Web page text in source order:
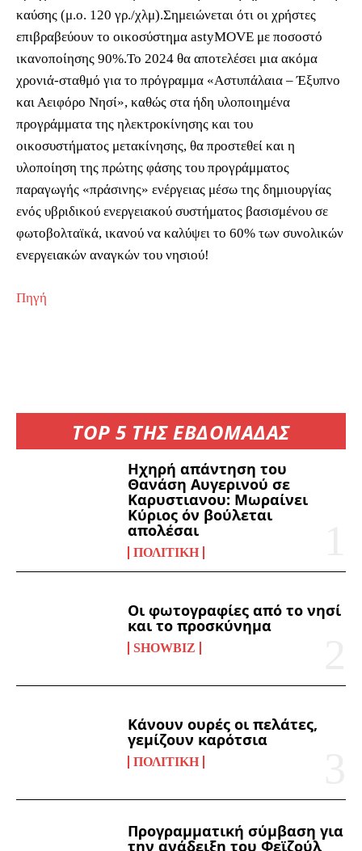
TOP 5 ΤΗΣ ΕΒΔΟΜΑΔΑΣ
Ηχηρή απάντηση του
Θανάση Αυγερινού σε
Καρυστιανου: Μωραίνει
Κύριος όν βούλεται
απολέσαι
ΠΟΛΙΤΙΚΉ
Οι φωτογραφίες από το νησί
και το προσκύνημα
SHOWBIZ
Κάνουν ουρές οι πελάτες,
γεμίζουν καρότσια
ΠΟΛΙΤΙΚΉ
Προγραμματική σύμβαση για
την ανάδειξη του Φεϊζούλ
καύσης (μ.ο. 120 γρ./χλμ).Σημειώνεται ότι οι χρήστες
επιβραβεύουν τo οικοσύστημα astyMOVE με ποσοστό
ικανοποίησης 90%.Το 2024 θα αποτελέσει μια ακόμα
χρονιά-σταθμό για το πρόγραμμα «Αστυπάλαια – Έξυπνο
και Αειφόρο Νησί», καθώς στα ήδη υλοποιημένα
προγράμματα της ηλεκτροκίνησης και του
οικοσυστήματος μετακίνησης, θα προστεθεί και η
υλοποίηση της πρώτης φάσης του προγράμματος
παραγωγής «πράσινης» ενέργειας μέσω της δημιουργίας
ενός υβριδικού ενεργειακού συστήματος βασισμένου σε
φωτοβολταϊκά, ικανού να καλύψει το 60% των συνολικών
ενεργειακών αναγκών του νησιού!
Πηγή